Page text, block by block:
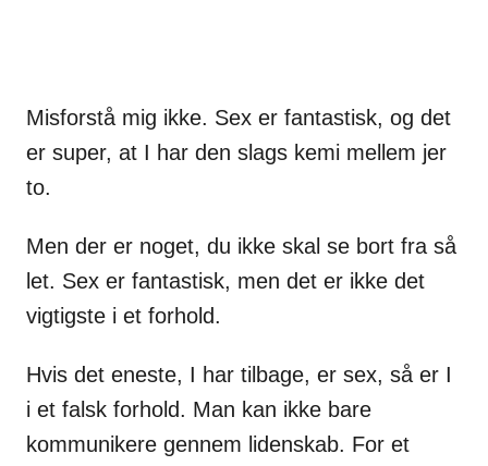
Misforstå mig ikke. Sex er fantastisk, og det
er super, at I har den slags kemi mellem jer
to.
Men der er noget, du ikke skal se bort fra så
let. Sex er fantastisk, men det er ikke det
vigtigste i et forhold.
Hvis det eneste, I har tilbage, er sex, så er I
i et falsk forhold. Man kan ikke bare
kommunikere gennem lidenskab. For et